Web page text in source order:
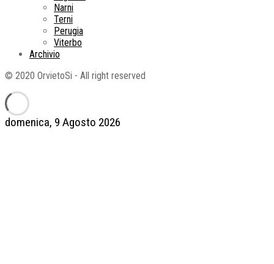
domenica, 9 Agosto 2026
Narni
Terni
Perugia
Viterbo
Archivio
© 2020 OrvietoSi - All right reserved